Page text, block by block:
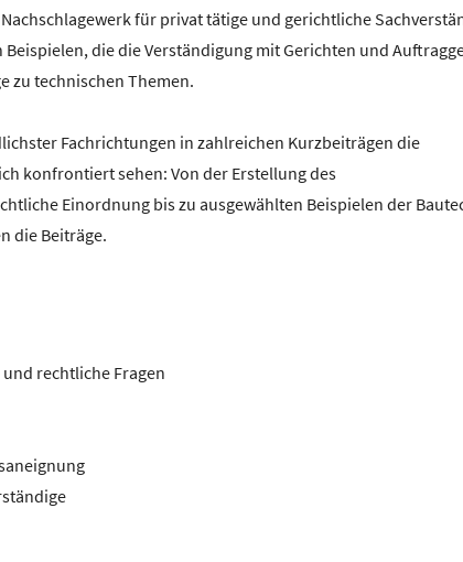
für privat tätige und gerichtliche
die die Verständigung mit Gerichten und
zu technischen Themen.
Fachrichtungen in zahlreichen Kurzbeiträgen die
konfrontiert sehen: Von der Erstellung des
Einordnung bis zu ausgewählten Beispielen der
die Beiträge.
rechtliche Fragen